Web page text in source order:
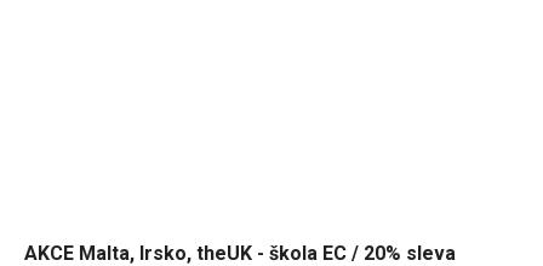
AKCE Malta, Irsko, theUK - škola EC / 20% sleva